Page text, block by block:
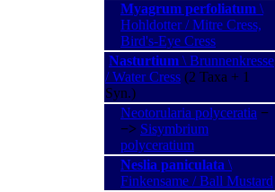
Myagrum perfoliatum \
Hohldotter / Mitre Cress,
Bird's-Eye Cress
Nasturtium \ Brunnenkresse
/ Water Cress (2 Taxa + 1
Syn.)
Neotorularia polyceratia −
−> Sisymbrium
polyceratium
Neslia paniculata \
Finkensame / Ball Mustard